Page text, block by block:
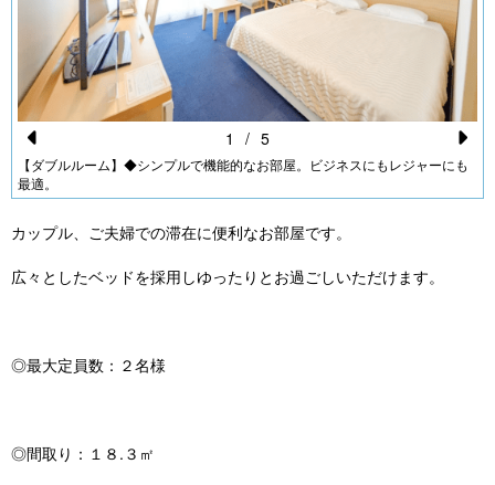
Pr
e
vi
o
【ダブルルーム】◆シンプルで機能的なお部屋。ビジネスにもレジャーにも
最適。
N
e
1 / 5
カップル、ご夫婦での滞在に便利なお部屋です。
広々としたベッドを採用しゆったりとお過ごしいただけます。
◎最大定員数：２名様
◎間取り：１８.３㎡